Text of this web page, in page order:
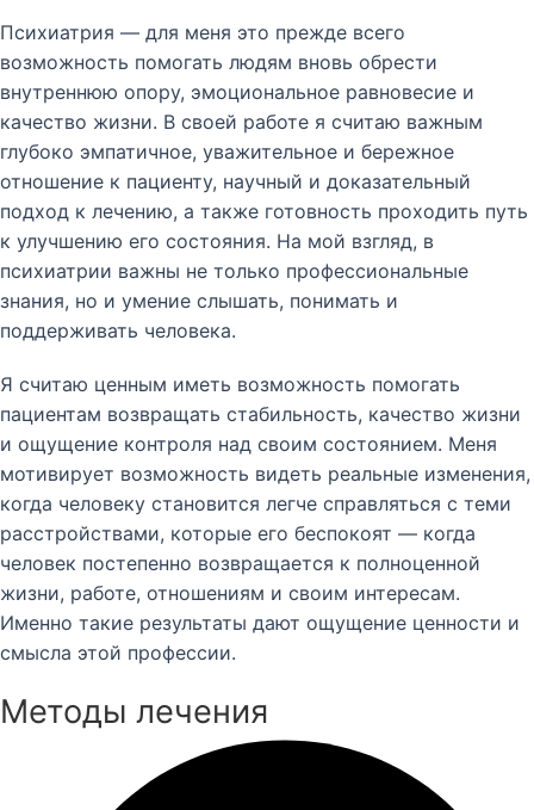
Психиатрия — для меня это прежде всего
возможность помогать людям вновь обрести
внутреннюю опору, эмоциональное равновесие и
качество жизни. В своей работе я считаю важным
глубоко эмпатичное, уважительное и бережное
отношение к пациенту, научный и доказательный
подход к лечению, а также готовность проходить путь
к улучшению его состояния. На мой взгляд, в
психиатрии важны не только профессиональные
знания, но и умение слышать, понимать и
поддерживать человека.
Я считаю ценным иметь возможность помогать
пациентам возвращать стабильность, качество жизни
и ощущение контроля над своим состоянием. Меня
мотивирует возможность видеть реальные изменения,
когда человеку становится легче справляться с теми
расстройствами, которые его беспокоят — когда
человек постепенно возвращается к полноценной
жизни, работе, отношениям и своим интересам.
Именно такие результаты дают ощущение ценности и
смысла этой профессии.
Методы лечения